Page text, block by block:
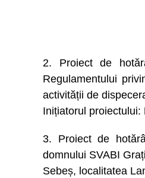
2. Proiect de
Regulamentului
activității de
Inițiatorul
3. Proiect de
domnului SVABI
Sebeș, localitatea